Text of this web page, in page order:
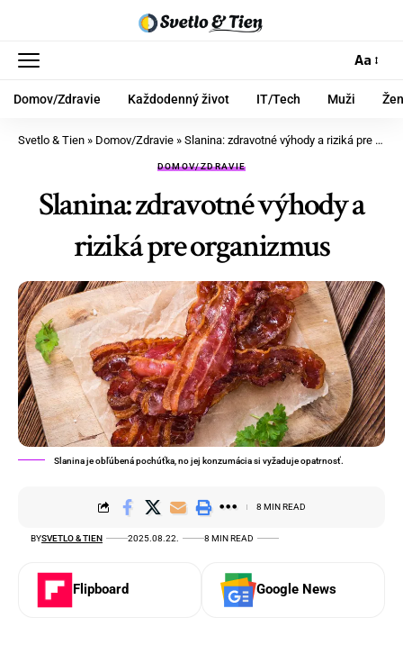
Aa
Domov/Zdravie Každodenný život IT/Tech Muži
Svetlo & Tien » Domov/Zdravie » Slanina: zdravotné výhody a riziká pre organizmus
DOMOV/ZDRAVIE
Slanina: zdravotné výhody a
riziká pre organizmus
Slanina je obľúbená pochúťka, no jej konzumácia si vyžaduje opatrnosť.
BYSVETLO & TIEN 2025.08.22. 8 MIN READ
8 MIN READ
Flipboard Google News